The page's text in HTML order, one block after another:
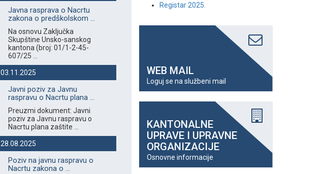
Javna rasprava o Nacrtu
zakona o predškolskom ...
Na osnovu Zaključka
Skupštine Unsko-sanskog
kantona (broj: 01/1-2-45-
607/25 ...
03.11.2025
Javni poziv za Javnu
raspravu o Nacrtu plana ...
Preuzmi dokument: Javni
poziv za Javnu raspravu o
Nacrtu plana zaštite ...
28.08.2025
Poziv na javnu raspravu o
Nacrtu zakona o ...
Registar 2025.
WEB MAIL
Loguj se na službeni mail
KANTONALNE
UPRAVE I UPRAVNE
ORGANIZACIJE
Osnovne informacije